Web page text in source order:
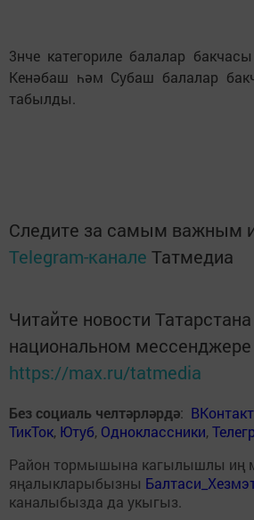
3нче категориле балалар
Кенәбаш һәм Субаш балалар
табылды.
Следите за самым важным
Telegram-канале Татмедиа
Читайте новости
национальном
https://max.ru/tatmedia
Без социаль челтәрләрдә:
ТикТок, Ютуб, Одноклассники,
Район тормышына кагылышлы иң
яңалыкларыбызны
каналыбызда да укыгыз.